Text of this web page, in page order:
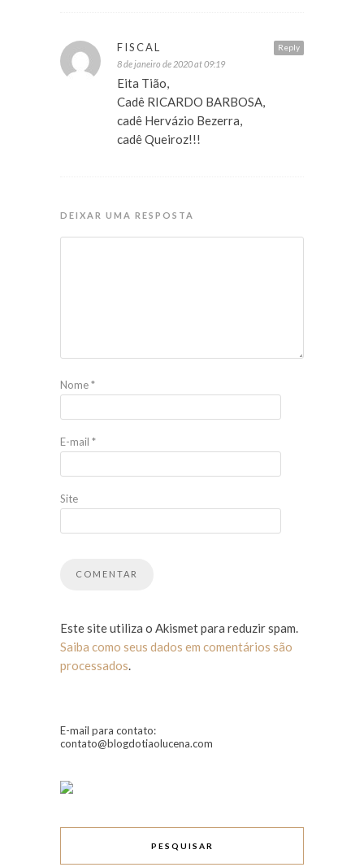
Reply
FISCAL
8 de janeiro de 2020 at 09:19
Eita Tião,
Cadê RICARDO BARBOSA,
cadê Hervázio Bezerra,
cadê Queiroz!!!
DEIXAR UMA RESPOSTA
Nome*
E-mail *
Site
Este site utiliza o Akismet para reduzir spam.
Saiba como seus dados em comentários são
processados.
E-mail para contato:
contato@blogdotiaolucena.com
PESQUISAR